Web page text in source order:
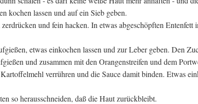
kochen lassen und auf ein Sieb geben.
und fein hacken. In etwas abgeschöpften Entenfett
etwas einkochen lassen und zur Leber geben. Den
und zusammen mit den Orangenstreifen und dem
verrühren und die Sauce damit binden. Etwas
so herausschneiden, daß die Haut zurückbleibt.